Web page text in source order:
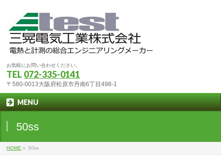
お気軽にお問い合わせください。
TEL 072-335-0141
〒580-0013大阪府松原市丹南6丁目498-1
MENU
50ss
HOME » 50ss